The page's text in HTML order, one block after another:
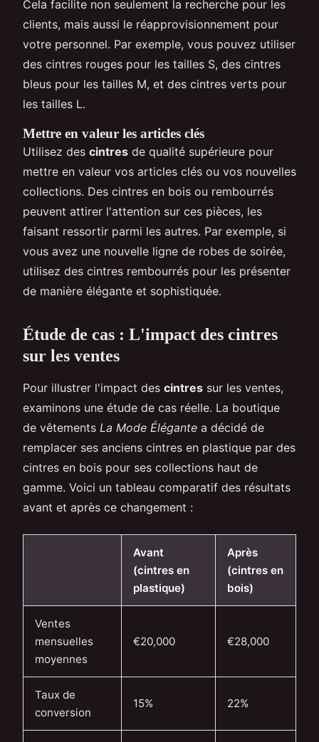
Cela facilite non seulement la recherche pour les
clients, mais aussi le réapprovisionnement pour
votre personnel. Par exemple, vous pouvez utiliser
des cintres rouges pour les tailles S, des cintres
bleus pour les tailles M, et des cintres verts pour
les tailles L.
Mettre en valeur les articles clés
Utilisez des cintres de qualité supérieure pour
mettre en valeur vos articles clés ou vos nouvelles
collections. Des cintres en bois ou rembourrés
peuvent attirer l'attention sur ces pièces, les
faisant ressortir parmi les autres. Par exemple, si
vous avez une nouvelle ligne de robes de soirée,
utilisez des cintres rembourrés pour les présenter
de manière élégante et sophistiquée.
Étude de cas : L'impact des cintres
sur les ventes
Pour illustrer l'impact des cintres sur les ventes,
examinons une étude de cas réelle. La boutique
de vêtements La Mode Élégante a décidé de
remplacer ses anciens cintres en plastique par des
cintres en bois pour ses collections haut de
gamme. Voici un tableau comparatif des résultats
avant et après ce changement :
Avant
(cintres en
plastique)
Après
(cintres en
bois)
Ventes
mensuelles
moyennes
€20,000 €28,000
Taux de
conversion
15% 22%